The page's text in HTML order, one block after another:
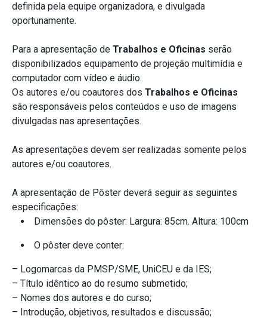
definida pela equipe organizadora, e divulgada
oportunamente.
Para a apresentação de Trabalhos e Oficinas serão
disponibilizados equipamento de projeção multimídia e
computador com vídeo e áudio.
Os autores e/ou coautores dos Trabalhos e Oficinas
são responsáveis pelos conteúdos e uso de imagens
divulgadas nas apresentações.
As apresentações devem ser realizadas somente pelos
autores e/ou coautores.
A apresentação de Pôster deverá seguir as seguintes
especificações:
Dimensões do pôster: Largura: 85cm. Altura: 100cm
O pôster deve conter:
– Logomarcas da PMSP/SME, UniCEU e da IES;
– Título idêntico ao do resumo submetido;
– Nomes dos autores e do curso;
– Introdução, objetivos, resultados e discussão;